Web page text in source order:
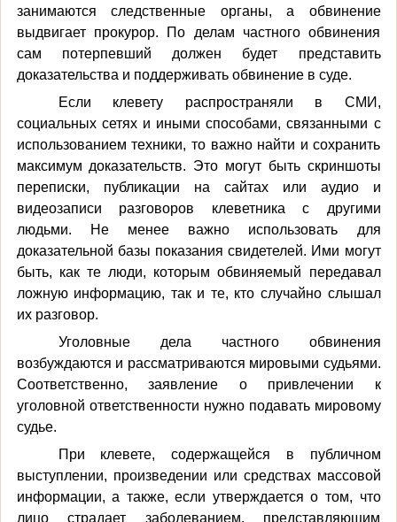
занимаются следственные органы, а обвинение
выдвигает прокурор. По делам частного обвинения
сам потерпевший должен будет представить
доказательства и поддерживать обвинение в суде.
Если клевету распространяли в СМИ,
социальных сетях и иными способами, связанными с
использованием техники, то важно найти и сохранить
максимум доказательств. Это могут быть скриншоты
переписки, публикации на сайтах или аудио и
видеозаписи разговоров клеветника с другими
людьми. Не менее важно использовать для
доказательной базы показания свидетелей. Ими могут
быть, как те люди, которым обвиняемый передавал
ложную информацию, так и те, кто случайно слышал
их разговор.
Уголовные дела частного обвинения
возбуждаются и рассматриваются мировыми судьями.
Соответственно, заявление о привлечении к
уголовной ответственности нужно подавать мировому
судье.
При клевете, содержащейся в публичном
выступлении, произведении или средствах массовой
информации, а также, если утверждается о том, что
лицо страдает заболеванием, представляющим